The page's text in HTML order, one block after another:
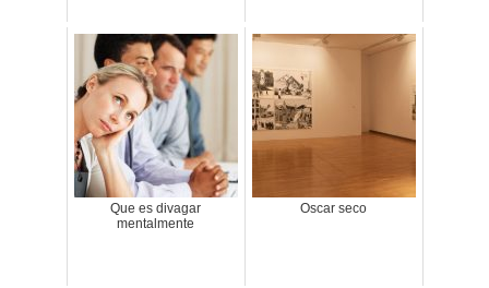
Que es divagar
mentalmente
Oscar seco